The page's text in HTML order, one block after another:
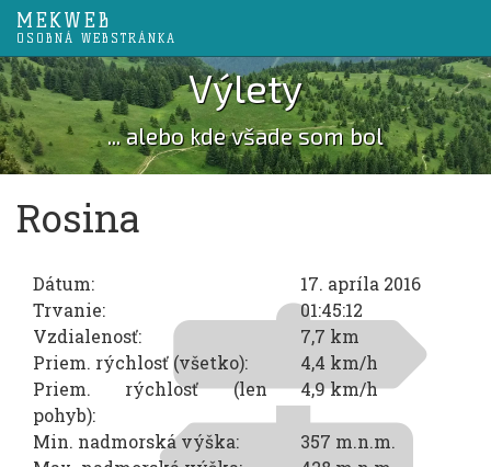
MEKWEB
OSOBNÁ WEBSTRÁNKA
Výlety
... alebo kde všade som bol
Rosina
Dátum:
17. apríla 2016
Trvanie:
01:45:12
Vzdialenosť:
7,7 km
Priem. rýchlosť (všetko):
4,4 km/h
Priem. rýchlosť (len
pohyb):
4,9 km/h
Min. nadmorská výška:
357 m.n.m.